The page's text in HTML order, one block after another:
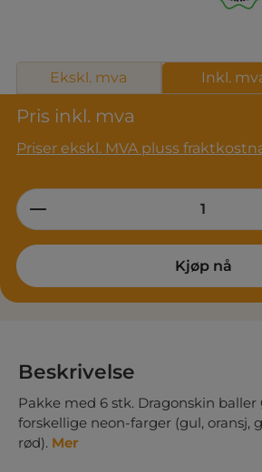
Pris inkl. mva
Priser ekskl. MVA pluss
Ekskl. mva Inkl.
Product Quantity:
Kjøp nå
Beskrivelse
Pakke med 6 stk. Dragonskin baller
forskellige neon-farger (gul, oransj,
rød). Mer